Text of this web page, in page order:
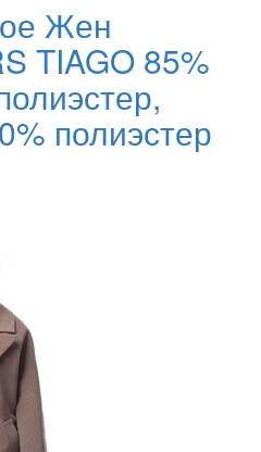
Жен
TIAGO 85%
полиэстер